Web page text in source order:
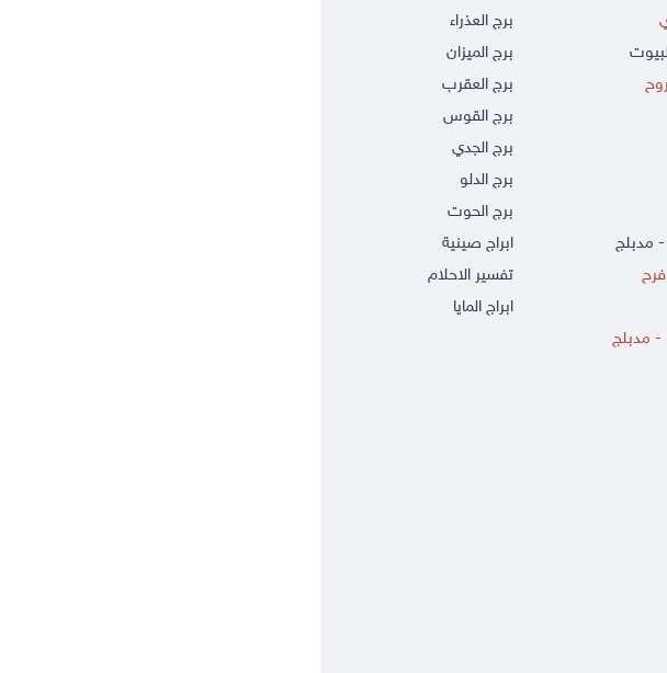
- مدبلج
- مدبلج
برج العذراء
برج الميزان
برج العقرب
برج القوس
برج الجدي
برج الدلو
برج الحوت
ابراج صينية
تفسير الاحلام
ابراج المايا